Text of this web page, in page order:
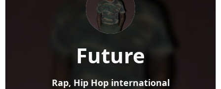
Future
Rap, Hip Hop international